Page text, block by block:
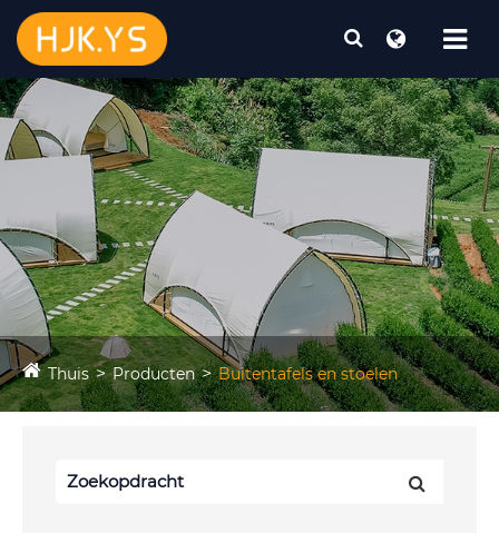
Thuis Producten Buitentafels en stoelen